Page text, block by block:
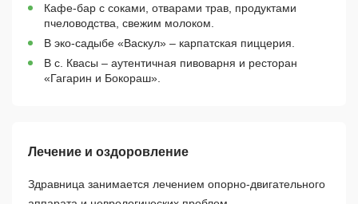
Кафе-бар с соками, отварами трав, продуктами
пчеловодства, свежим молоком.
В эко-садыбе «Васкул» – карпатская пиццерия.
В с. Квасы – аутентичная пивоварня и ресторан
«Гагарин и Бокораш».
Лечение и оздоровление
Здравница занимается лечением опорно-двигательного